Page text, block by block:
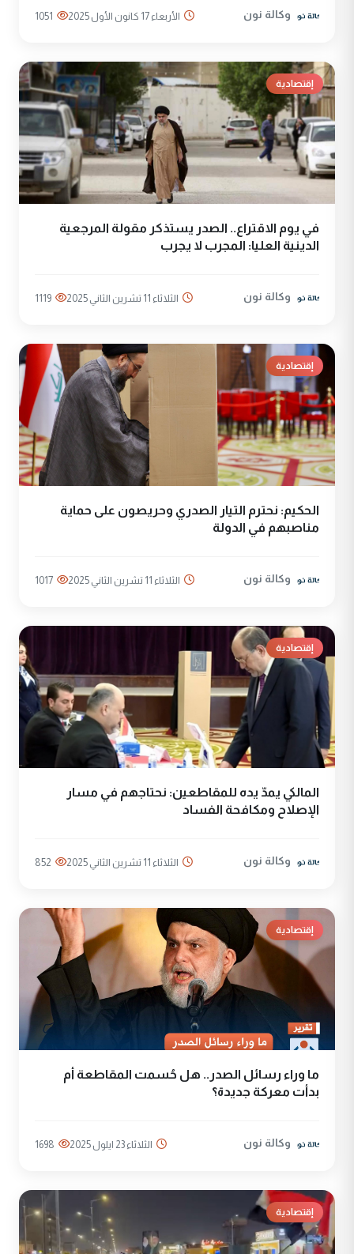
وكالة نون الأربعاء 17 كانون الأول 2025 1051
إقتصادية
في يوم الاقتراع.. الصدر يستذكر مقولة المرجعية
الدينية العليا: المجرب لا يجرب
وكالة نون الثلاثاء 11 تشرين الثاني 2025 1119
إقتصادية
الحكيم: نحترم التيار الصدري وحريصون على حماية
مناصبهم في الدولة
وكالة نون الثلاثاء 11 تشرين الثاني 2025 1017
إقتصادية
المالكي يمدّ يده للمقاطعين: نحتاجهم في مسار
الإصلاح ومكافحة الفساد
وكالة نون الثلاثاء 11 تشرين الثاني 2025 852
إقتصادية
ما وراء رسائل الصدر.. هل حُسمت المقاطعة أم
بدأت معركة جديدة؟
وكالة نون الثلاثاء 23 ايلول 2025 1698
إقتصادية